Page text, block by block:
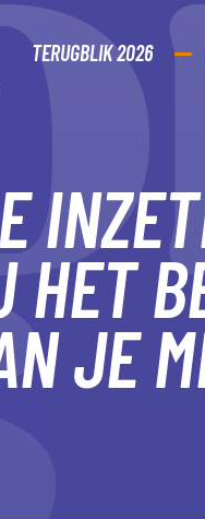
TERUGBLIK 2026
JE